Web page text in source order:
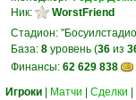
Ник:
WorstFriend
Стадион:
База: 8 уровень (36 из
Финансы: 62 629 838
Игроки
Матчи Сделки